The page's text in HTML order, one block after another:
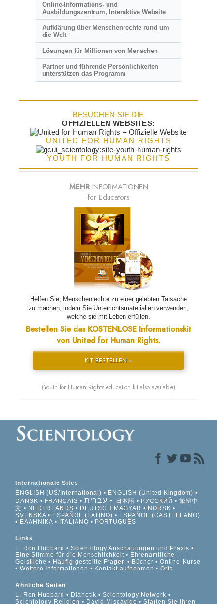
Online-Informations- und
Ausbildungszentrum, Interaktive Website
Aufklärung über Menschenrechte rund um
die Welt
Lösungen für Millionen von Menschen
Partner und führende Persönlichkeiten
unterstützen das Programm
BESUCHEN SIE DIE
OFFIZIELLEN WEBSITES:
UNITED FOR HUMAN RIGHTS
YOUTH FOR HUMAN RIGHTS
MEHR INFORMATIONEN
for Educators
Helfen Sie, Menschenrechte zu einer gelebten Tatsache
zu machen, indem Sie Unterrichtsmaterialien verwenden,
welche sie mit Leben erfüllen.
Bestellen Sie das KOSTENLOSE Informationskit
von United for Human Rights.
KIT BESTELLEN »
(Youth for Human Rights education kit also available)
Internationale Sites
ENGLISH (US/International)
ENGLISH (United Kingdom)
DANSK
FRANÇAIS עברית 日本語 РУССКИЙ
繁體中
文
NEDERLANDS DEUTSCH MAGYAR
NORSK
SVENSKA
ESPAÑOL (LATINO)
ESPAÑOL (CASTELLANO)
ΕΛΛΗΝΙΚA
ITALIANO PORTUGUÊS
Links
L. Ron Hubbard
Scientology Anschauungen und Praxis
Eine Stimme für die Menschlichkeit
Ehrenamtliche
Geistliche
Häufig gestellte Fragen Bücher
Online-Kurse
Weitere Informationen
Kontakt aufnehmen Orte
Ähnliche Seiten
L. Ron Hubbard
Dianetik
Scientology Network
Scientology Religion
David Miscavige Starten Sie Ihren